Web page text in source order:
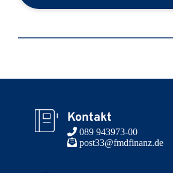
Kontakt
089 943973-00
post33@fmdfinanz.de